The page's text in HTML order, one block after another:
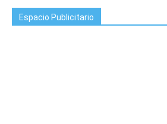
Espacio Publicitario